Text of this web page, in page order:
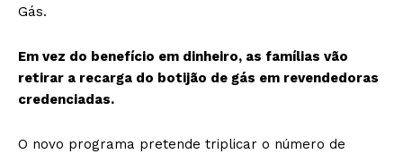
Gás.
Em vez do benefício em dinheiro, as famílias vão
retirar a recarga do botijão de gás em revendedoras
credenciadas.
O novo programa pretende triplicar o número de